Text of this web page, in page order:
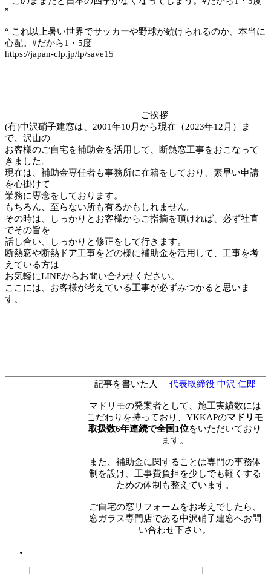
”
“ これ以上暑い世界でサッカーや野球が続けられるのか、本当に
心配。#だから1・5度
https://japan-clp.jp/lp/save15
ご挨拶
(有)中沢硝子建窓は、2001年10月から現在（2023年12月）ま
で、沢山の
お客様のご自宅を補助金を活用して、断熱窓工事をおこなって
きました。
現在は、補助金専任者も事務所に在籍をしており、素早い申請
を心掛けて
業務に専念をしております。
もちろん、至らない所も有るかもしれません。
その時は、しっかりとお客様からご指摘を頂ければ、必ず社直
でその旨を
話し合い、しっかりと修正をして行きます。
断熱窓や断熱ドア工事をどの様に補助金を活用して、工事を考
えている方は
お気軽にLINEからお問い合わせください。
ここには、お客様が考えている工事が必ずみつかると思いま
す。
記事を書いた人 代表取締役 中沢 仁郎
マドリモの発案者として、施工実績数には
こだわりを持っており、YKKAPのマドリモ
取扱数6年連続で全国1位をいただいており
ます。
また、補助金に関することは専門の事務体
制を設け、工事費負担を少しでも軽くする
ための体制も整えています。
ご自宅の窓リフォームをお考えでしたら、
窓ガラス専門店である中沢硝子建窓へお問
い合わせ下さい。